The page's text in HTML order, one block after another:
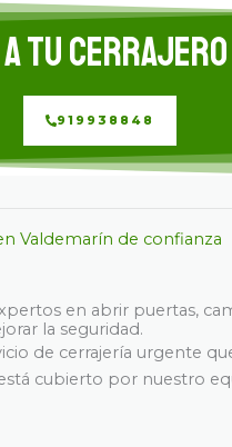
a tu cerrajero
919938848
Valdemarín de confianza
en abrir puertas,
la seguridad.
de cerrajería urgente
cubierto por nuestro